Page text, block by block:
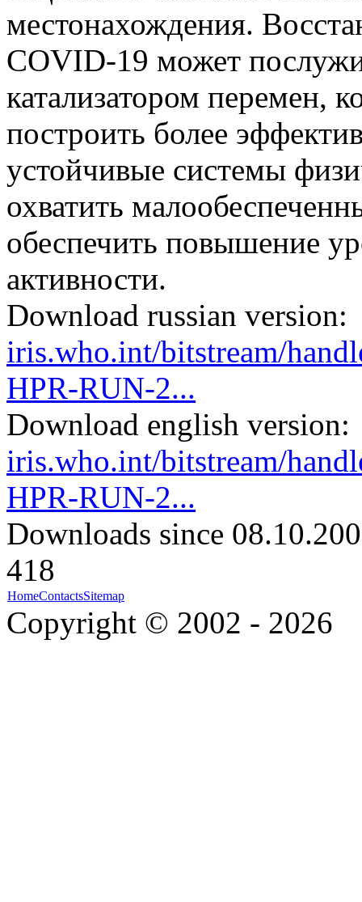
местонахождения.
COVID-19 может
катализатором перемен,
построить более
устойчивые системы
охватить
обеспечить повышение
активности.
Download russian version:
iris.who.int/bitstream/
HPR-RUN-2...
Download english version:
iris.who.int/bitstream/
HPR-RUN-2...
Downloads since
418
HomeContactsSitemap
Copyright © 2002 - 2026